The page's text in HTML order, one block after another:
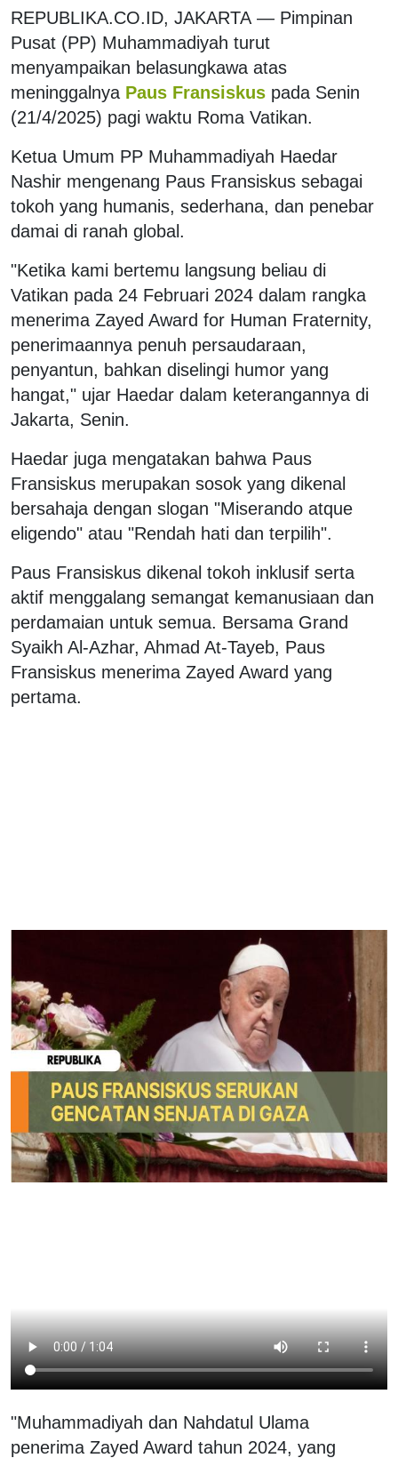
REPUBLIKA.CO.ID, JAKARTA — Pimpinan
Pusat (PP) Muhammadiyah turut
menyampaikan belasungkawa atas
meninggalnya Paus Fransiskus pada Senin
(21/4/2025) pagi waktu Roma Vatikan.
Ketua Umum PP Muhammadiyah Haedar
Nashir mengenang Paus Fransiskus sebagai
tokoh yang humanis, sederhana, dan penebar
damai di ranah global.
"Ketika kami bertemu langsung beliau di
Vatikan pada 24 Februari 2024 dalam rangka
menerima Zayed Award for Human Fraternity,
penerimaannya penuh persaudaraan,
penyantun, bahkan diselingi humor yang
hangat," ujar Haedar dalam keterangannya di
Jakarta, Senin.
Haedar juga mengatakan bahwa Paus
Fransiskus merupakan sosok yang dikenal
bersahaja dengan slogan "Miserando atque
eligendo" atau "Rendah hati dan terpilih".
Paus Fransiskus dikenal tokoh inklusif serta
aktif menggalang semangat kemanusiaan dan
perdamaian untuk semua. Bersama Grand
Syaikh Al-Azhar, Ahmad At-Tayeb, Paus
Fransiskus menerima Zayed Award yang
pertama.
"Muhammadiyah dan Nahdatul Ulama
penerima Zayed Award tahun 2024, yang